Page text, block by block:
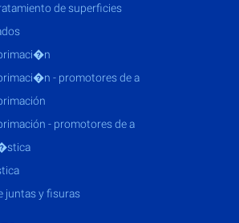
de superficies
- promotores de a
- promotores de a
juntas y fisuras